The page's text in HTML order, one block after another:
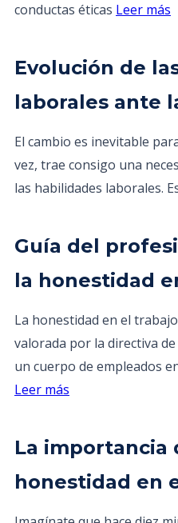
conductas éticas Leer más
Evolución de
laborales ante
El cambio es inevitable
vez, trae consigo una
las habilidades laborales.
Guía del
la honestidad
La honestidad en el
valorada por la directiva
un cuerpo de empleados
Leer más
La importancia
honestidad en